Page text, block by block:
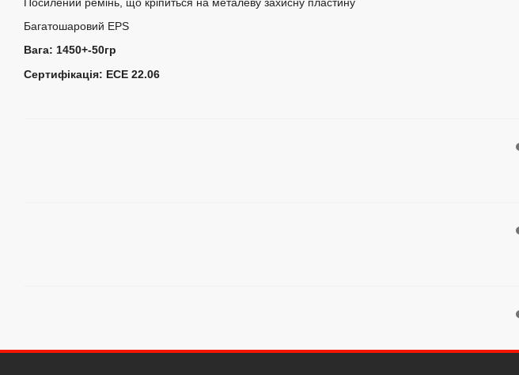
Багатошаровий EPS
Вага: 1450+-50гр
Сертифікація: ЕСЕ 22.06